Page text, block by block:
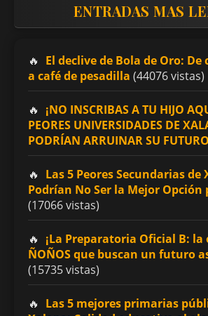
ENTRADAS MAS
El declive de Bola de Oro:
a café de pesadilla (44076 vistas)
¡NO INSCRIBAS A TU HIJO
PEORES UNIVERSIDADES DE
PODRÍAN ARRUINAR SU FUTURO
Las 5 Peores Secundarias de
Podrían No Ser la Mejor
(17066 vistas)
¡La Preparatoria Oficial B: la
ÑOÑOS que buscan un futuro
(15735 vistas)
Las 5 mejores primarias